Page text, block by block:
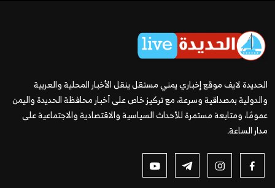
الحديدة لايف موقع إخباري يمني مستقل ينقل الأخبار المحلية والعربية
والدولية بمصداقية وسرعة، مع تركيز خاص على أخبار محافظة الحديدة واليمن
عمومًا، ومتابعة مستمرة للأحداث السياسية والاقتصادية والاجتماعية على
مدار الساعة.